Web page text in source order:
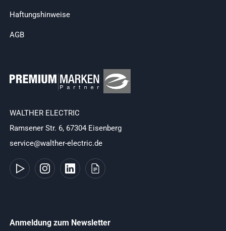
Haftungshinweise
AGB
WALTHER ELECTRIC
Ramsener Str. 6, 67304 Eisenberg
service@walther-electric.de
Anmeldung zum Newsletter